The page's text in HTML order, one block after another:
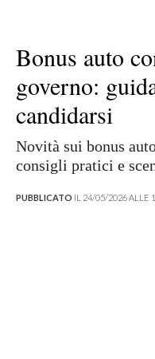
Bonus auto
governo:
candidarsi
Novità sui bonus
consigli pratici e
PUBBLICATO IL 24/05/2026 ALLE